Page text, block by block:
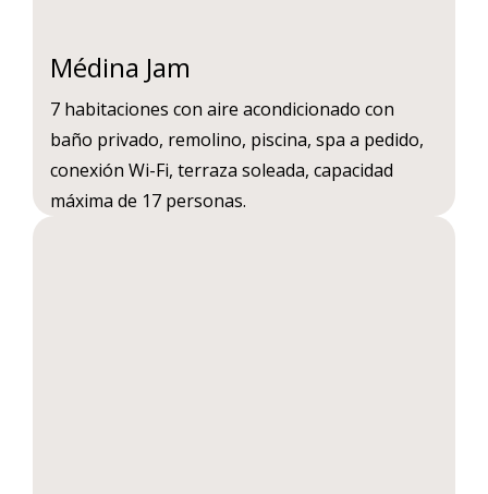
Médina Jam
7 habitaciones con aire acondicionado con
baño privado, remolino, piscina, spa a pedido,
conexión Wi-Fi, terraza soleada, capacidad
máxima de 17 personas.